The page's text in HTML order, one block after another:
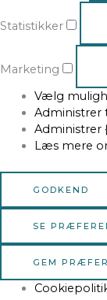
Statistikker
Marketing
Vælg
Administrer
Administrer
Læs mere
GODKEND
SE
GEM